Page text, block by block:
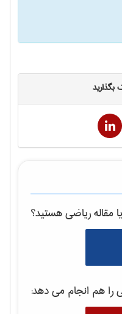
مقالهرياضیهستید؟
را هم انجام می دهد: